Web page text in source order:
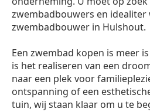
zwembadbouwers en idealiter
zwembadbouwer in Hulshout.
Een zwembad kopen is meer
is het realiseren van een
naar een plek voor
ontspanning of een
tuin, wij staan klaar om u te